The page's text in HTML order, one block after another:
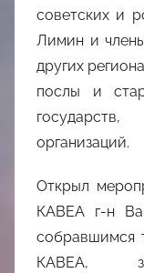
советских и
Лимин и
других
послы и
организаций.
Открыл
КАВЕА г-н
собравшимся
КАВЕА,